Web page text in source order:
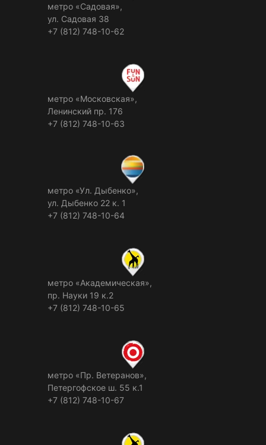
метро «Садовая»,
ул. Садовая 38
+7 (812) 748-10-62
метро «Московская»,
Ленинский пр. 176
+7 (812) 748-10-63
метро «Ул. Дыбенко»,
ул. Дыбенко 22 к. 1
+7 (812) 748-10-64
метро «Академическая»,
пр. Науки 19 к.2
+7 (812) 748-10-65
метро «Пр. Ветеранов»,
Петергофское ш. 55 к.1
+7 (812) 748-10-67